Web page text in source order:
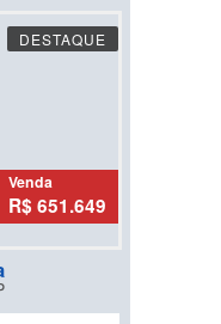
DESTAQUE
Venda
R$ 651.649